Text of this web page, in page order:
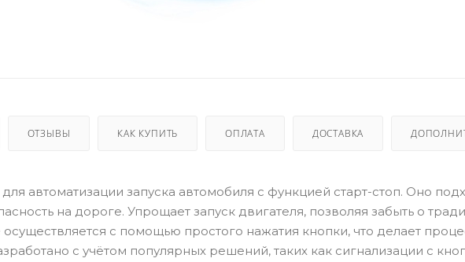
ОТЗЫВЫ КАК КУПИТЬ ОПЛАТА ДОСТАВКА
для автоматизации запуска автомобиля с функцией старт-стоп. Оно
на дороге. Упрощает запуск двигателя, позволяя забыть о
с помощью простого нажатия кнопки, что делает
с учётом популярных решений, таких как сигнализации с